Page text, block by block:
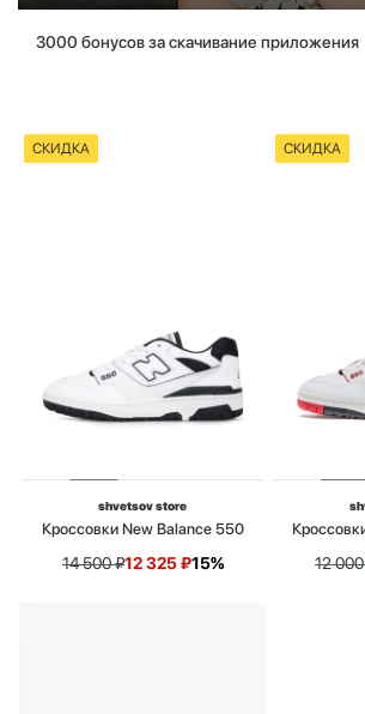
3000 бонусов за скачивание приложения
СКИДКА
shvetsov store
Кроссовки New Balance 550
14 500₽12 325₽15%
СКИДКА
12 000